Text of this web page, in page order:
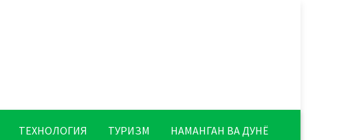
ТЕХНОЛОГИЯ ТУРИЗМ НАМАНГАН ВА ДУНЁ